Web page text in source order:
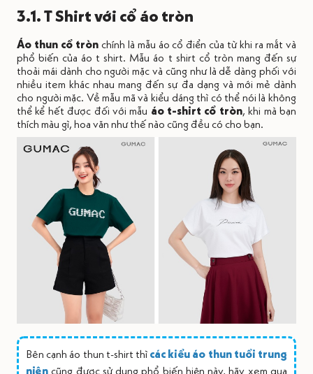
3.1. T Shirt với cổ áo tròn
Áo thun cổ trònchính là mẫu áo cổ điển của từ khi ra mắt và
phổ biến của áo t shirt. Mẫu áo t shirt cổ tròn mang đến sự
thoải mái dành cho người mặc và cũng như là dễ dàng phối với
nhiều item khác nhau mang đến sự đa dạng và mới mẻ dành
cho người mặc. Về mẫu mã và kiểu dáng thì có thể nói là không
thể kể hết được đối với mẫu áo t-shirt cổ tròn, khi mà bạn
thích màu gì, hoa văn như thế nào cũng đều có cho bạn.
Bên cạnh áo thun t-shirt thì các kiểu áo thun tuổi trung
niên cũng được sử dụng phổ biến hiện này, hãy xem qua